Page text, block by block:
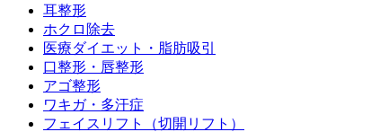
耳整形
ホクロ除去
医療ダイエット・脂肪吸引
口整形・唇整形
アゴ整形
ワキガ・多汗症
フェイスリフト（切開リフト）